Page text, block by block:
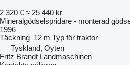
2 320 € ≈ 25 440 kr
Mineralgödselspridare - monterad
1996
Täckning 12 m Typ för traktor
Tyskland, Oyten
Fritz Brandt Landmaschinen